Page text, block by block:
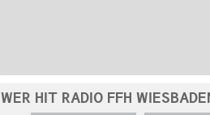
WER HIT RADIO FFH